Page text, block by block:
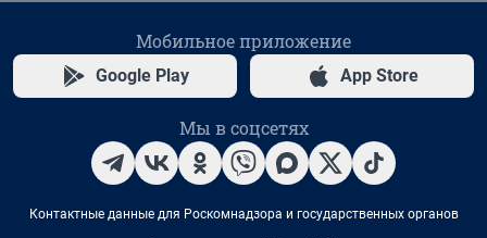
Мобильное приложение
Google Play App Store
Мы в соцсетях
Контактные данные для Роскомнадзора и государственных органов